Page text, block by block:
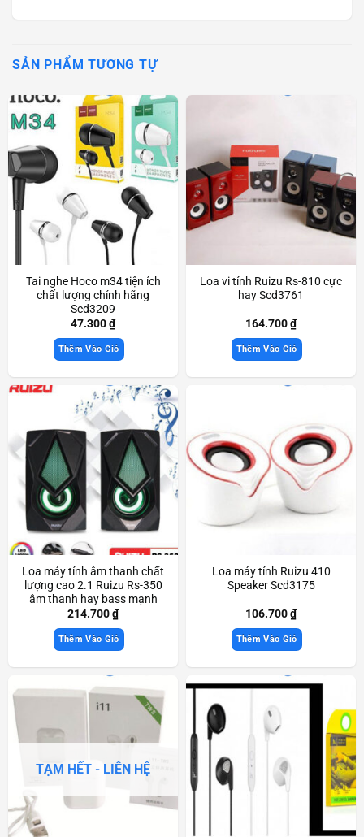
SẢN PHẨM TƯƠNG TỰ
Tai nghe Hoco m34 tiện ích
chất lượng chính hãng
Scd3209
47.300₫
Thêm Vào Giỏ
Loa vi tính Ruizu Rs-810 cực
hay Scd3761
164.700₫
Thêm Vào Giỏ
Loa máy tính âm thanh chất
lượng cao 2.1 Ruizu Rs-350
âm thanh hay bass mạnh
Scd3436
214.700₫
Thêm Vào Giỏ
Loa máy tính Ruizu 410
Speaker Scd3175
106.700₫
Thêm Vào Giỏ
TẠM HẾT - LIÊN HỆ